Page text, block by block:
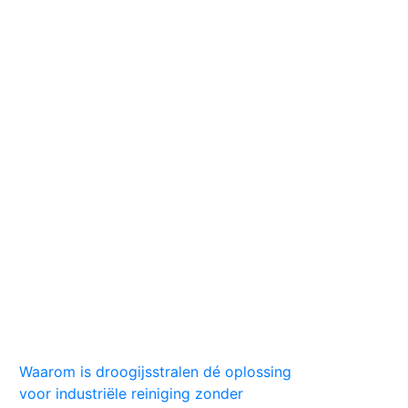
Waarom is droogijsstralen dé oplossing
voor industriële reiniging zonder